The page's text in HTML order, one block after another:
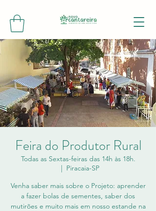
Feira do Produtor Rural
Todas as Sextas-feiras das 14h às 18h.
  |
Piracaia-SP
Venha saber mais sobre o Projeto: aprender
a fazer bolas de sementes, saber dos
mutirões e muito mais em nosso estande na